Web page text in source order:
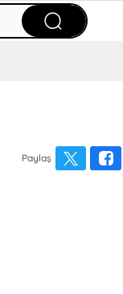
Paylaş